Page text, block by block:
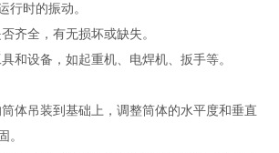
行时的振动。
齐全，有无损坏或缺失。
和设备，如起重机、电焊机、扳手等。
体吊装到基础上，调整筒体的水平度和垂直
。